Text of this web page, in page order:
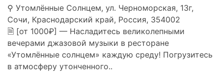
⚲ Утомлённые Солнцем, ул. Черноморская, 13г,
Сочи, Краснодарский край, Россия, 354002
🗎 [от 1000₽] — Насладитесь великолепными
вечерами джазовой музыки в ресторане
«Утомлённые солнцем» каждую среду! Погрузитесь
в атмосферу утонченного..